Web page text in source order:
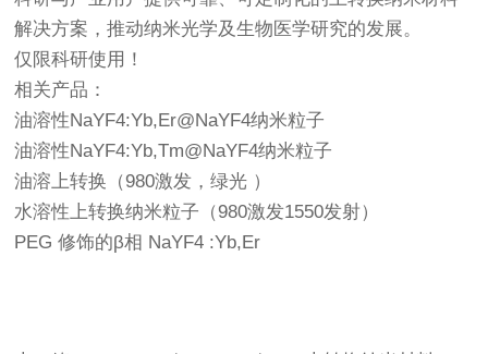
解决方案，推动纳米光学及生物医学研究的发展。
仅限科研使用！
相关产品：
油溶性NaYF4:Yb,Er@NaYF4纳米粒子
油溶性NaYF4:Yb,Tm@NaYF4纳米粒子
油溶上转换（980激发，绿光 ）
水溶性上转换纳米粒子（980激发1550发射）
PEG 修饰的β相 NaYF4 :Yb,Er